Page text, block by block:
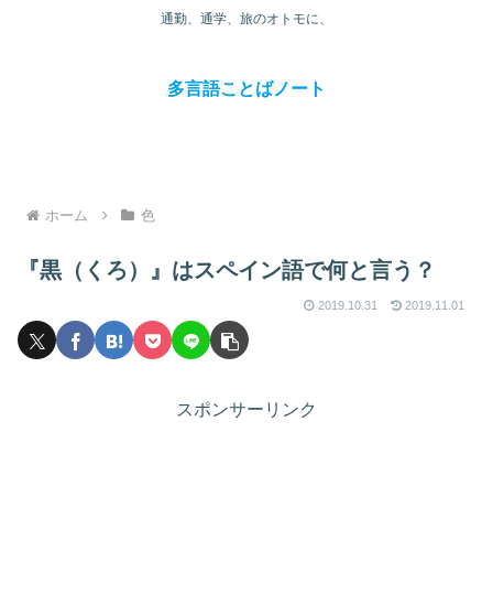
通勤、通学、旅のオトモに、
多言語ことばノート
ホーム 色
『黒（くろ）』はスペイン語で何と言う？
2019.10.31 2019.11.01
スポンサーリンク